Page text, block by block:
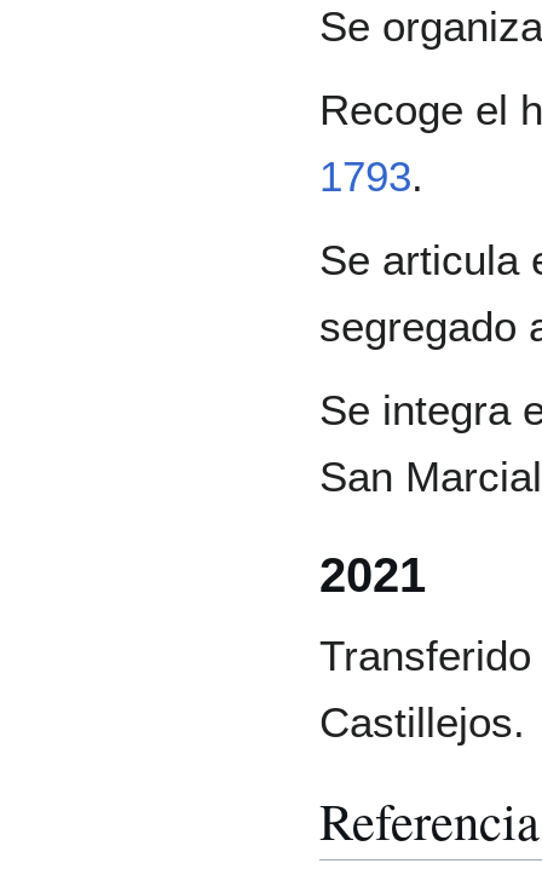
Se
Recoge el
1793.
Se articula
segregado
Se integra
San
2021
Castillejos.